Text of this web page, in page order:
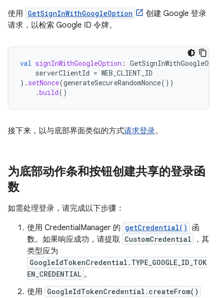
使用 GetSignInWithGoogleOption
创建 Google 登录
请求，以检索 Google ID 令牌。
val signInWithGoogleOption :
serverClientId = WEB_CLIENT_ID
). setNonce(generateSecureRandomNonce())
.build()
接下来，以与底部界面类似的方式请求登录。
为底部动作条和按钮创建共享的登录函
数
如需处理登录，请完成以下步骤：
使用 CredentialManager 的 getCredential()
函
数。如果响应成功，请提取 CustomCredential
，其
类型应为
GoogleIdTokenCredential.TYPE_GOOGLE_ID_TOK
EN_CREDENTIAL 。
使用 GoogleIdTokenCredential.createFrom()